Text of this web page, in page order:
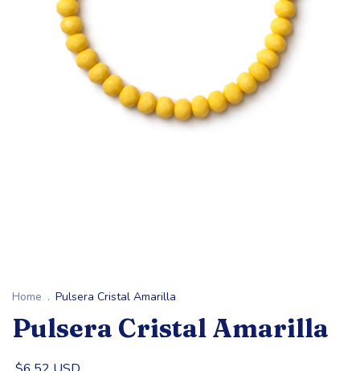
Home . Pulsera Cristal Amarilla
Pulsera Cristal Amarilla